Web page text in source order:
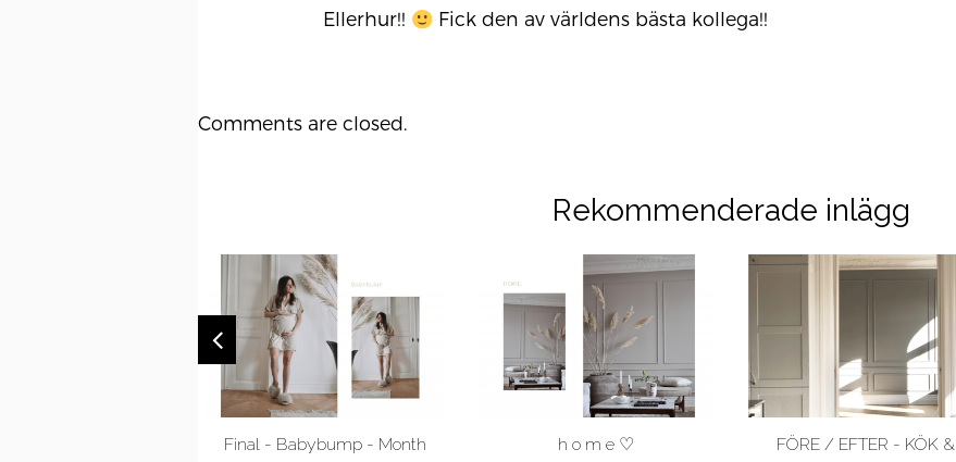
Ellerhur!!
Fick den av världens bästa kollega!!
Comments are closed.
Rekommenderade inlägg
Final - Babybump - Month h o m e ♡ FÖRE / EFTER - KÖK &